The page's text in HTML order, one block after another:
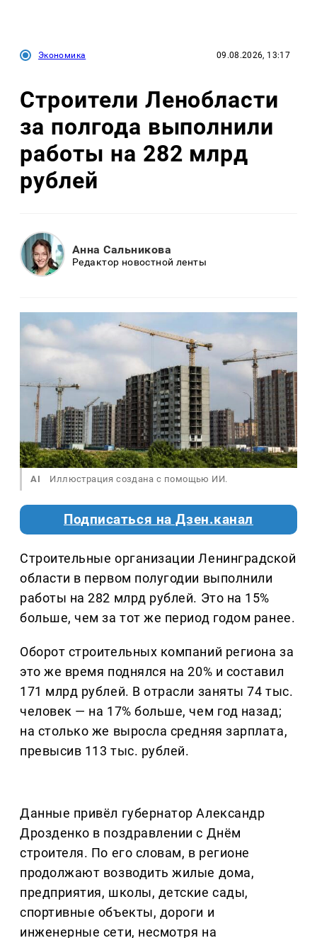
Экономика 09.08.2026, 13:17
Строители Ленобласти
за полгода выполнили
работы на 282 млрд
рублей
Анна Сальникова
Редактор новостной ленты
AI Иллюстрация создана с помощью ИИ.
Подписаться на Дзен.канал
Строительные организации Ленинградской
области в первом полугодии выполнили
работы на 282 млрд рублей. Это на 15%
больше, чем за тот же период годом ранее.
Оборот строительных компаний региона за
это же время поднялся на 20% и составил
171 млрд рублей. В отрасли заняты 74 тыс.
человек — на 17% больше, чем год назад;
на столько же выросла средняя зарплата,
превысив 113 тыс. рублей.
Данные привёл губернатор Александр
Дрозденко в поздравлении с Днём
строителя. По его словам, в регионе
продолжают возводить жилые дома,
предприятия, школы, детские сады,
спортивные объекты, дороги и
инженерные сети, несмотря на